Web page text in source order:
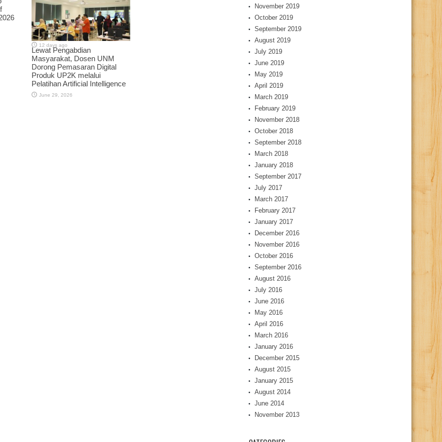
Hingga Saat Ini, 79 Artikel
Ilmiah Dinyatakan Diterima
pada ICITRI 2026
12 days ago
Lewat Pengabdian
Masyarakat, Dosen UNM
Dorong Pemasaran Digital
Produk UP2K melalui
Pelatihan Artificial Intelligence
June 29, 2026
November 2019
October 2019
September 2019
August 2019
July 2019
June 2019
May 2019
April 2019
March 2019
February 2019
November 2018
October 2018
September 2018
March 2018
January 2018
September 2017
July 2017
March 2017
February 2017
January 2017
December 2016
November 2016
October 2016
September 2016
August 2016
July 2016
June 2016
May 2016
April 2016
March 2016
January 2016
December 2015
August 2015
January 2015
August 2014
June 2014
November 2013